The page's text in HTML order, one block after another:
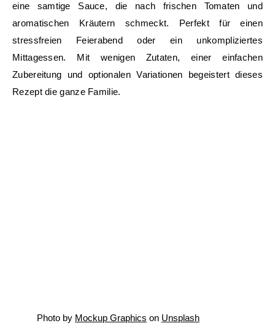
eine samtige Sauce, die nach frischen Tomaten und
aromatischen Kräutern schmeckt. Perfekt für einen
stressfreien Feierabend oder ein unkompliziertes
Mittagessen. Mit wenigen Zutaten, einer einfachen
Zubereitung und optionalen Variationen begeistert dieses
Rezept die ganze Familie.
Photo by Mockup Graphics on Unsplash